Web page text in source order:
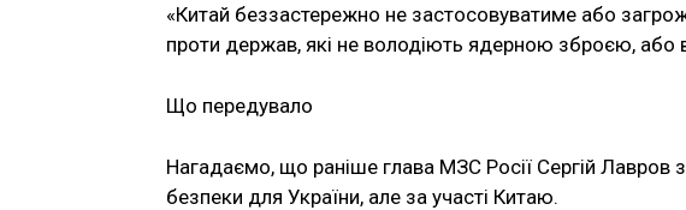
«Китай беззастережно не застосовуватиме або
проти держав, які не володіють ядерною зброєю, або в
Що передувало
Нагадаємо, що раніше глава МЗС Росії Сергій Лавров
безпеки для України, але за участі Китаю.